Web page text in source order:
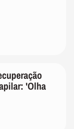
'Olha